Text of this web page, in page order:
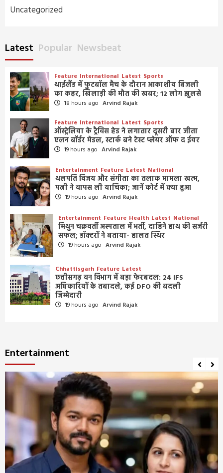
Uncategorized
Latest Popular Newsbeat
Feature International Latest Sports
थाईलैंड में फुटबॉल मैच के दौरान आकाशीय बिजली
का कहर, खिलाड़ी की मौत की खबर; 12 लोग झुलसे
18 hours ago Arvind Rajak
Feature International Latest Sports
ऑस्ट्रेलिया के ट्रैविस हेड ने लगातार दूसरी बार जीता
एलन बॉर्डर मेडल, स्टार्क बने टेस्ट प्लेयर ऑफ द ईयर
19 hours ago Arvind Rajak
Entertainment Feature Latest National
थलपति विजय और संगीता का तलाक मामला खत्म,
पत्नी ने वापस ली याचिका; जानें कोर्ट में क्या हुआ
19 hours ago Arvind Rajak
Entertainment Feature Health Latest National
मिथुन चक्रवर्ती अस्पताल में भर्ती, दाहिने हाथ की सर्जरी
सफल; डॉक्टरों ने बताया- हालत स्थिर
19 hours ago Arvind Rajak
Chhattisgarh Feature Latest
छत्तीसगढ़ वन विभाग में बड़ा फेरबदल: 24 IFS
अधिकारियों के तबादले, कई DFO की बदली
जिम्मेदारी
19 hours ago Arvind Rajak
Entertainment